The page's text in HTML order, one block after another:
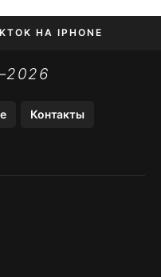
НА IPHONE
Контакты